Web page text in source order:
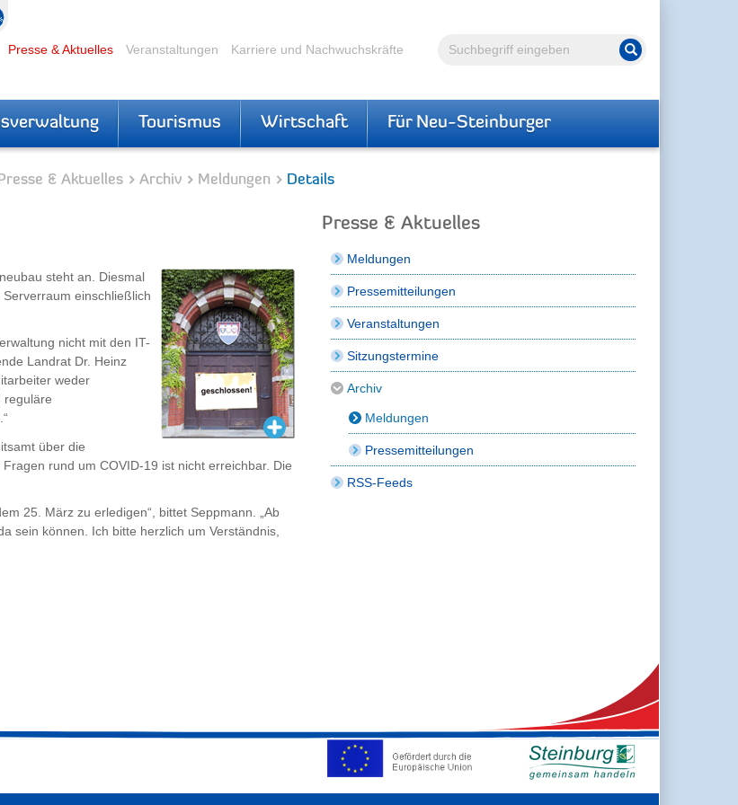
Volltextsuche Suche starten
Presse & Aktuelles Veranstaltungen Karriere und Nachwuchskräfte
Tourismus Wirtschaft Für Neu-Steinburger
& Aktuelles Archiv Meldungen Details
steht an. Diesmal
einschließlich
nicht mit den IT-
Landrat Dr. Heinz
weder
reguläre
über die
rund um COVID-19 ist nicht erreichbar. Die
25. März zu erledigen“, bittet Seppmann. „Ab
sein können. Ich bitte herzlich um Verständnis,
Presse & Aktuelles
Meldungen
Pressemitteilungen
Veranstaltungen
Sitzungstermine
Archiv
Meldungen
Pressemitteilungen
RSS-Feeds